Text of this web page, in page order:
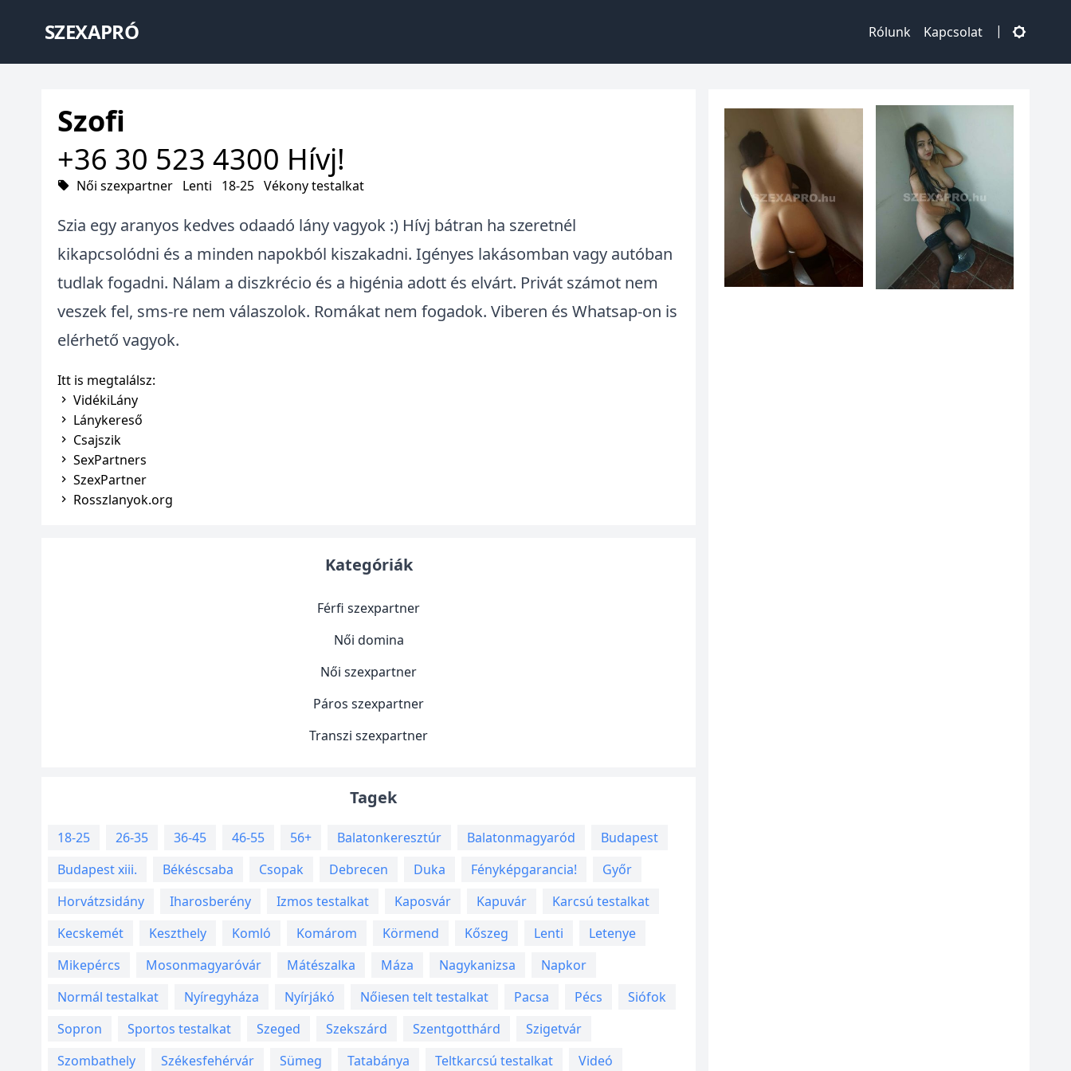
SZEXAPRÓ Rólunk Kapcsolat |
Szofi
+36 30 523 4300 Hívj!
Női szexpartner Lenti 18-25 Vékony testalkat
Szia egy aranyos kedves odaadó lány vagyok :) Hívj bátran ha szeretnél
kikapcsolódni és a minden napokból kiszakadni. Igényes lakásomban vagy autóban
tudlak fogadni. Nálam a diszkrécio és a higénia adott és elvárt. Privát számot nem
veszek fel, sms-re nem válaszolok. Romákat nem fogadok. Viberen és Whatsap-on is
elérhető vagyok.
Itt is megtalálsz:
VidékiLány
Lánykereső
Csajszik
SexPartners
SzexPartner
Rosszlanyok.org
Kategóriák
Férfi szexpartner
Női domina
Női szexpartner
Páros szexpartner
Transzi szexpartner
Tagek
18-25 26-35 36-45 46-55 56+ Balatonkeresztúr Balatonmagyaród
Budapest
Budapest xiii.
Békéscsaba Csopak Debrecen Duka Fényképgarancia!
Győr
Horvátzsidány
Iharosberény Izmos testalkat Kaposvár Kapuvár
Karcsú testalkat
Kecskemét
Keszthely Komló Komárom Körmend Kőszeg Lenti
Letenye
Mikepércs
Mosonmagyaróvár Mátészalka Máza Nagykanizsa
Napkor
Normál testalkat
Nyíregyháza Nyírjákó Nőiesen telt testalkat Pacsa Pécs
Siófok
Sopron
Sportos testalkat Szeged Szekszárd Szentgotthárd
Szigetvár
Szombathely
Székesfehérvár Sümeg Tatabánya Teltkarcsú testalkat
Videó